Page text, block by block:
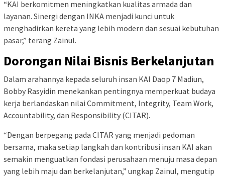
“KAI berkomitmen meningkatkan kualitas armada dan
layanan. Sinergi dengan INKA menjadi kunci untuk
menghadirkan kereta yang lebih modern dan sesuai kebutuhan
pasar,” terang Zainul.
Dorongan Nilai Bisnis Berkelanjutan
Dalam arahannya kepada seluruh insan KAI Daop 7 Madiun,
Bobby Rasyidin menekankan pentingnya memperkuat budaya
kerja berlandaskan nilai Commitment, Integrity, Team Work,
Accountability, dan Responsibility (CITAR).
“Dengan berpegang pada CITAR yang menjadi pedoman
bersama, maka setiap langkah dan kontribusi insan KAI akan
semakin menguatkan fondasi perusahaan menuju masa depan
yang lebih maju dan berkelanjutan,” ungkap Zainul, mengutip